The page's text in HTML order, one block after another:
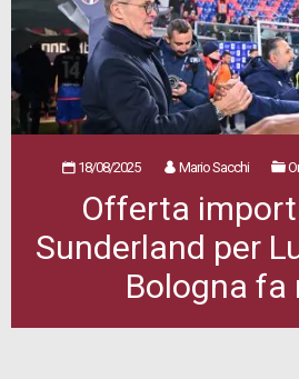
18/08/2025 Mario Sacchi
Offerta
Sunderland per
Bologna fa